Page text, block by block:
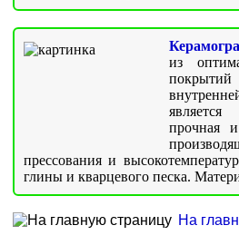
из
прочная
прессования и
глины и кварцевого песка.
На